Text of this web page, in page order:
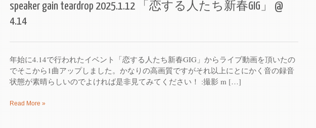
speaker gain teardrop 2025.1.12 「恋する人たち新春GIG」 @
4.14
年始に4.14で行われたイベント「恋する人たち新春GIG」からライブ動画を頂いたの
でそこから1曲アップしました。かなりの高画質ですがそれ以上にとにかく音の録音
状態が素晴らしいのでよければ是非見てみてください！ :撮影 m […]
Read More »